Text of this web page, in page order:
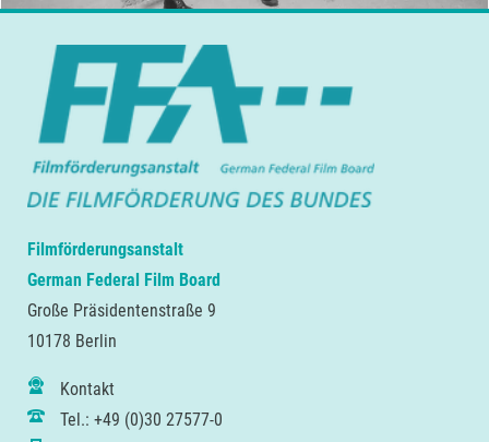
Filmförderungsanstalt
German Federal Film Board
Große Präsidentenstraße 9
10178 Berlin
Kontakt
Tel.: +49 (0)30 27577-0